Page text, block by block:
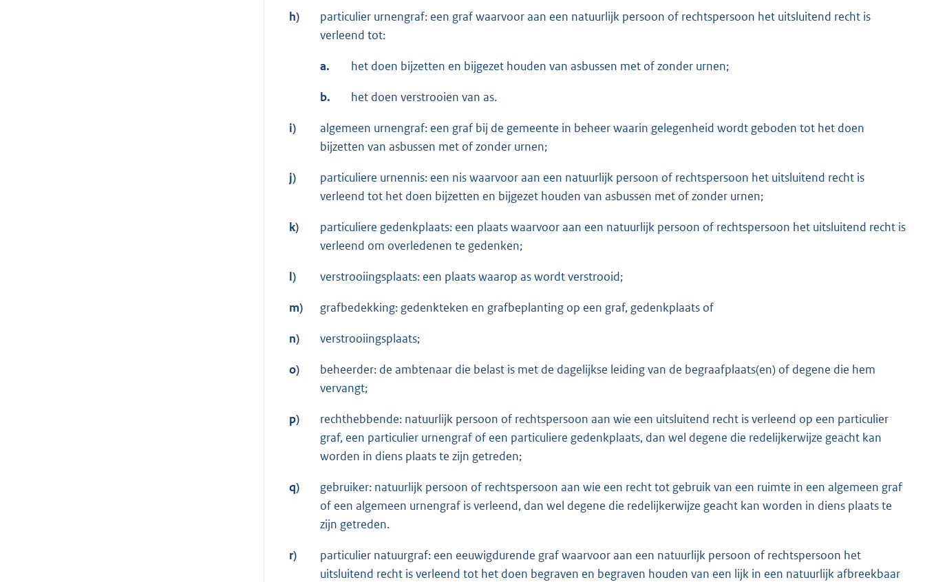
h)
particulier urnengraf: een graf waarvoor aan een natuurlijk persoon of rechtspersoon het uitsluitend recht is
verleend tot:
a. het doen bijzetten en bijgezet houden van asbussen met of zonder urnen;
b. het doen verstrooien van as.
i)
algemeen urnengraf: een graf bij de gemeente in beheer waarin gelegenheid wordt geboden tot het doen
bijzetten van asbussen met of zonder urnen;
j)
particuliere urnennis: een nis waarvoor aan een natuurlijk persoon of rechtspersoon het uitsluitend recht is
verleend tot het doen bijzetten en bijgezet houden van asbussen met of zonder urnen;
k)
particuliere gedenkplaats: een plaats waarvoor aan een natuurlijk persoon of rechtspersoon het uitsluitend recht is
verleend om overledenen te gedenken;
l) verstrooiingsplaats: een plaats waarop as wordt verstrooid;
m) grafbedekking: gedenkteken en grafbeplanting op een graf, gedenkplaats of
n) verstrooiingsplaats;
o)
beheerder: de ambtenaar die belast is met de dagelijkse leiding van de begraafplaats(en) of degene die hem
vervangt;
p)
rechthebbende: natuurlijk persoon of rechtspersoon aan wie een uitsluitend recht is verleend op een particulier
graf, een particulier urnengraf of een particuliere gedenkplaats, dan wel degene die redelijkerwijze geacht kan
worden in diens plaats te zijn getreden;
q)
gebruiker: natuurlijk persoon of rechtspersoon aan wie een recht tot gebruik van een ruimte in een algemeen graf
of een algemeen urnengraf is verleend, dan wel degene die redelijkerwijze geacht kan worden in diens plaats te
zijn getreden.
r)
particulier natuurgraf: een eeuwigdurende graf waarvoor aan een natuurlijk persoon of rechtspersoon het
uitsluitend recht is verleend tot het doen begraven en begraven houden van een lijk in een natuurlijk afbreekbaar